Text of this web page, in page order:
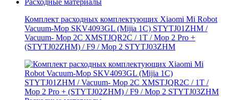
Расходные материалы
Комплект расходных комплектующих Xiaomi Mi Robot
Vacuum-Mop SKV4093GL (Mijia 1C) STYTJ01ZHM /
Vacuum- Mop 2C XMSTJQR2C / 1T / Mop 2 Pro +
(STYTJ02ZHM) / F9 / Mop 2 STYTJ03ZHM